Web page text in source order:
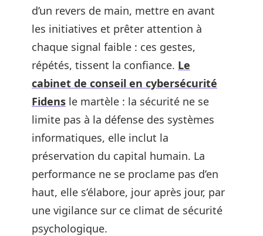
d’un revers de main, mettre en avant
les initiatives et prêter attention à
chaque signal faible : ces gestes,
répétés, tissent la confiance. Le
cabinet de conseil en cybersécurité
Fidens le martèle : la sécurité ne se
limite pas à la défense des systèmes
informatiques, elle inclut la
préservation du capital humain. La
performance ne se proclame pas d’en
haut, elle s’élabore, jour après jour, par
une vigilance sur ce climat de sécurité
psychologique.